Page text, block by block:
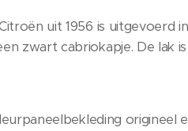
uit 1956 is uitgevoerd
zwart cabriokapje. De lak